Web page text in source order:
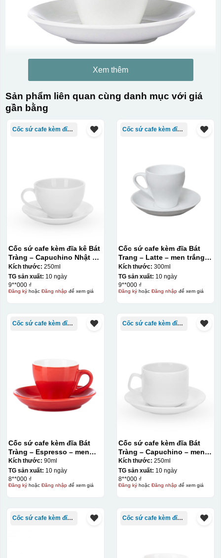
Kiểu in:
In Decal
IN Decal lên GỐM SỨ
Bước 1: Tạo khuôn in để tạo ra Decal Bước 2: Dán
trước khi dán nó lên gốm sứ, xưởng in sẽ in lên 1 loại
giấy đặc biệt, và kích thước logo được căn chỉnh theo
sản phẩm, để khi dán không bị nhỏ hoặc to quá
Xem thêm
Sản phẩm liên quan cùng danh mục với giá
gần bằng
Cốc sứ cafe kèm đĩa Bát Tràng
Cốc sứ cafe kèm đĩa kê Bát
Tràng – Capuchino Nhật –
men trắng – 250ml
Kích thước: 250ml
TG sản xuất: 10 ngày
9**000 ₫
Đăng kýhoặc Đăng nhậpđể xem giá
Cốc sứ cafe kèm đĩa Bát Tràng
Cốc sứ cafe kèm đĩa Bát
Trang – Latte – men trắng –
300ml
Kích thước: 300ml
TG sản xuất: 10 ngày
9**000 ₫
Đăng kýhoặc Đăng nhậpđể xem giá
Cốc sứ cafe kèm đĩa Bát Tràng
Cốc sứ cafe kèm đĩa Bát
Tràng – Espresso – men
màu – 90ml
Kích thước: 90ml
TG sản xuất: 10 ngày
8**000 ₫
Đăng kýhoặc Đăng nhậpđể xem giá
Cốc sứ cafe kèm đĩa Bát Tràng
Cốc sứ cafe kèm đĩa Bát
Tràng – Capuchino – men
trắng – 250ml
Kích thước: 250ml
TG sản xuất: 10 ngày
8**000 ₫
Đăng kýhoặc Đăng nhậpđể xem giá
Cốc sứ cafe kèm đĩa Bát Tràng Cốc sứ cafe kèm đĩa Bát Tràng